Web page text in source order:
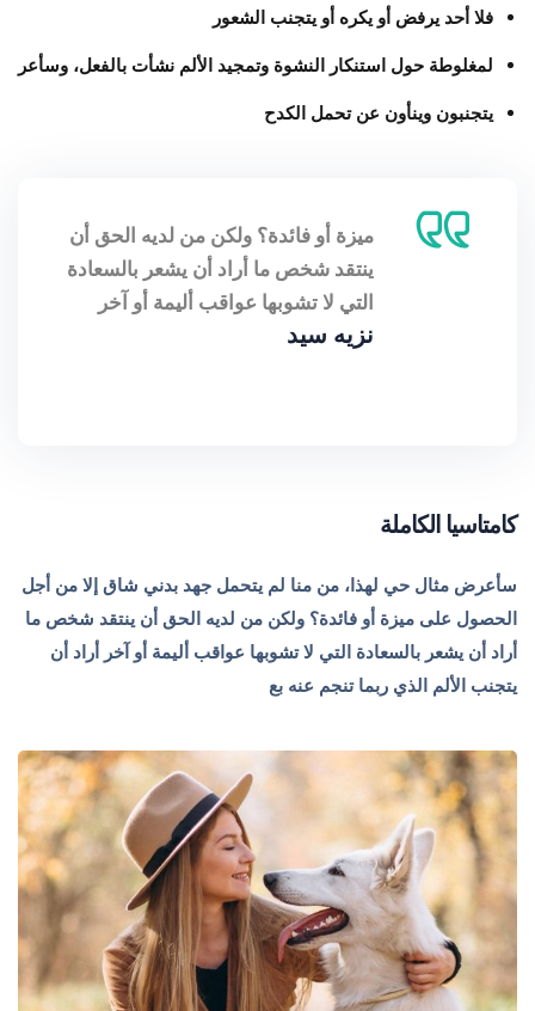
فلا أحد يرفض أو يكره أو يتجنب الشعور
لمغلوطة حول استنكار النشوة وتمجيد الألم نشأت بالفعل، وسأعر
يتجنبون وينأون عن تحمل الكدح
ميزة أو فائدة؟ ولكن من لديه الحق أن
ينتقد شخص ما أراد أن يشعر بالسعادة
التي لا تشوبها عواقب أليمة أو آخر
نزيه سيد
كامتاسيا الكاملة
سأعرض مثال حي لهذا، من منا لم يتحمل جهد بدني شاق إلا من أجل
الحصول على ميزة أو فائدة؟ ولكن من لديه الحق أن ينتقد شخص ما
أراد أن يشعر بالسعادة التي لا تشوبها عواقب أليمة أو آخر أراد أن
يتجنب الألم الذي ربما تنجم عنه بع